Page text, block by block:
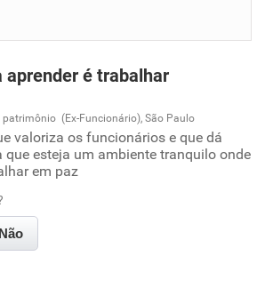
esta empresa
a diretoria
aprender é trabalhar
familiar
(Ex-Funcionário), São Paulo
valoriza os funcionários e que dá
que esteja um ambiente tranquilo onde
em paz
Não